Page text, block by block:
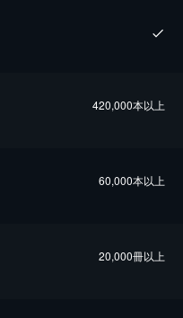
420,000本以上
60,000本以上
20,000冊以上